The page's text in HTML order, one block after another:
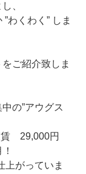
、
わくわく” しま
ご紹介致しま
の”アウグス
賃 29,000円
上がっていま